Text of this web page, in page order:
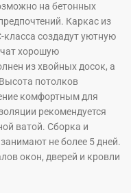
на бетонных
Каркас из
класса создадут уютную
хорошую
из хвойных досок, а
потолков
комфортным для
рекомендуется
ватой. Сборка и
не более 5 дней.
окон, дверей и кровли